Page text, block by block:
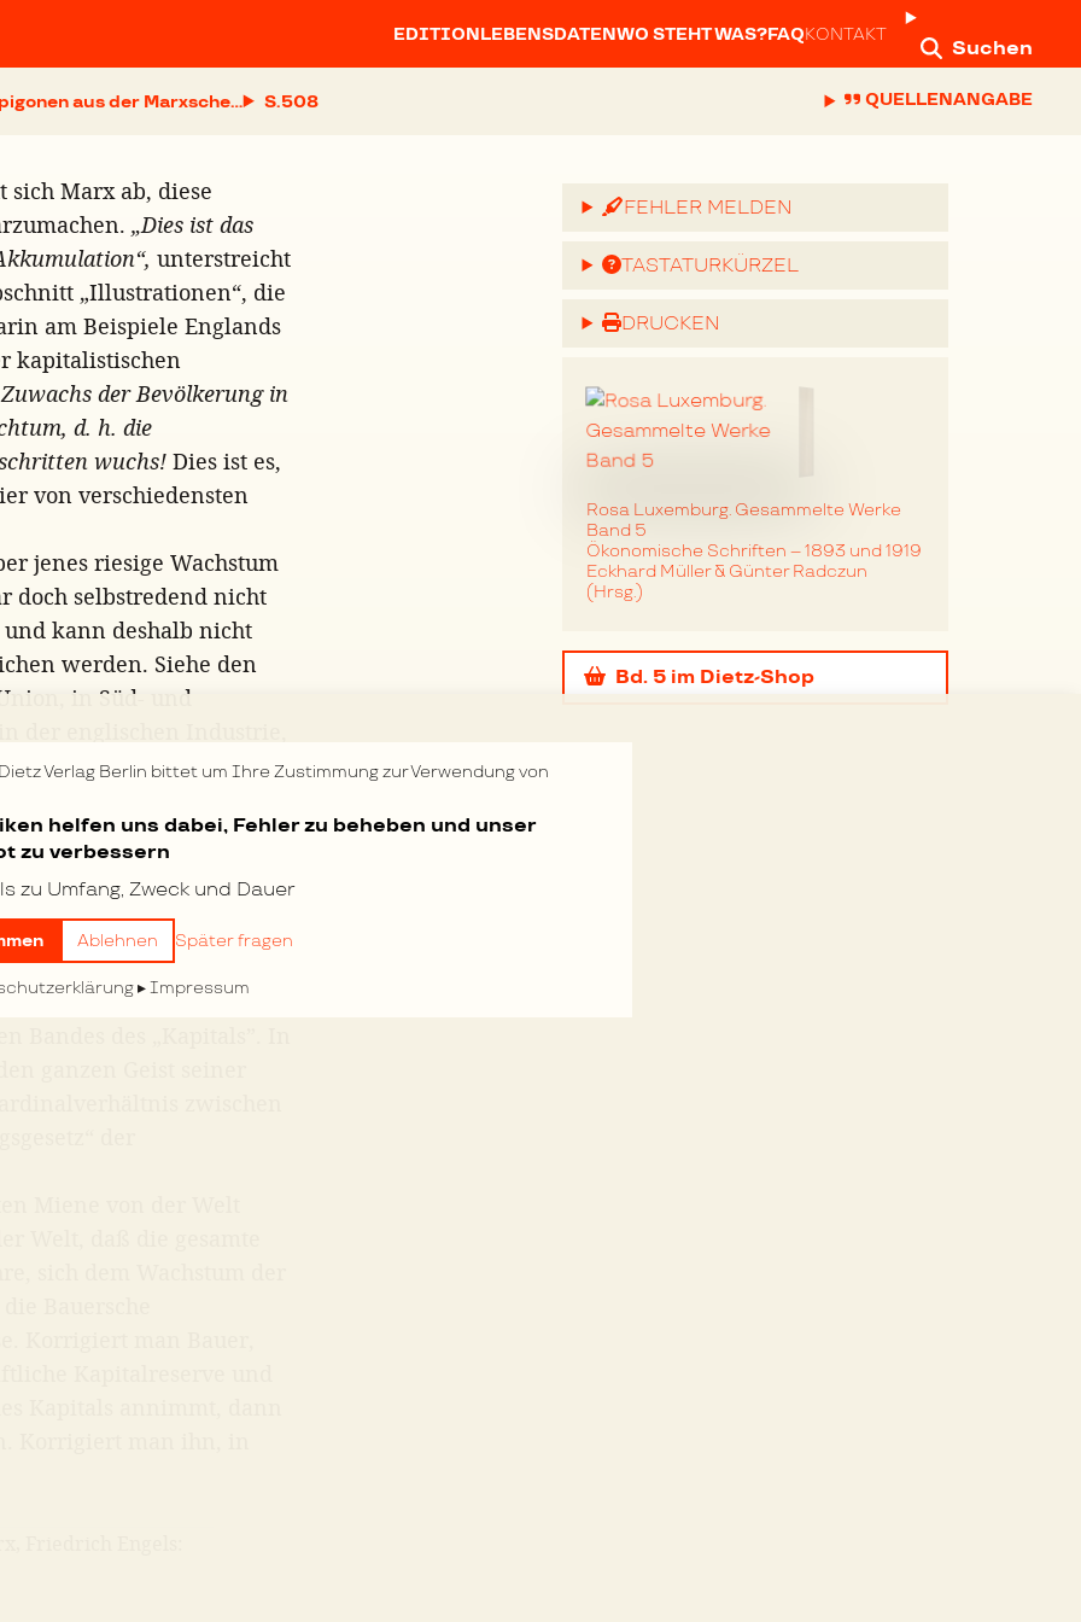
Verlag Berlin bittet um Ihre Zustimmung zur Verwendung von
helfen uns dabei, Fehler zu beheben und unser
zu verbessern
zu Umfang, Zweck und Dauer
Ablehnen Später fragen
Impressum
EDITIONLEBENSDATENWO STEHT WAS?FAQKONTAKT
Suchen
aus der Marxschen Theorie gemacht haben. Eine Antikritik
S. QUELLENANGABE
sich Marx ab, diese
„Dies ist das
unterstreicht
„Illustrationen“, die
am Beispiele Englands
kapitalistischen
der Bevölkerung in
d. h. die
wuchs! Dies ist es,
von verschiedensten
jenes riesige Wachstum
doch selbstredend nicht
kann deshalb nicht
werden. Siehe den
in Süd- und
Markterweiterung
Bauer
der Anpassung der
Humbug ist,
beweisen und
umgekehrtin ihrer
deren wechselnden
angepaßt wird.
FEHLER MELDEN
TASTATURKÜRZEL
DRUCKEN
Rosa Luxemburg. Gesammelte Werke
Band 5
Ökonomische Schriften – 1893 und 1919
Eckhard Müller & Günter Radczun
(Hrsg.)
Bd. 5 im Dietz-Shop